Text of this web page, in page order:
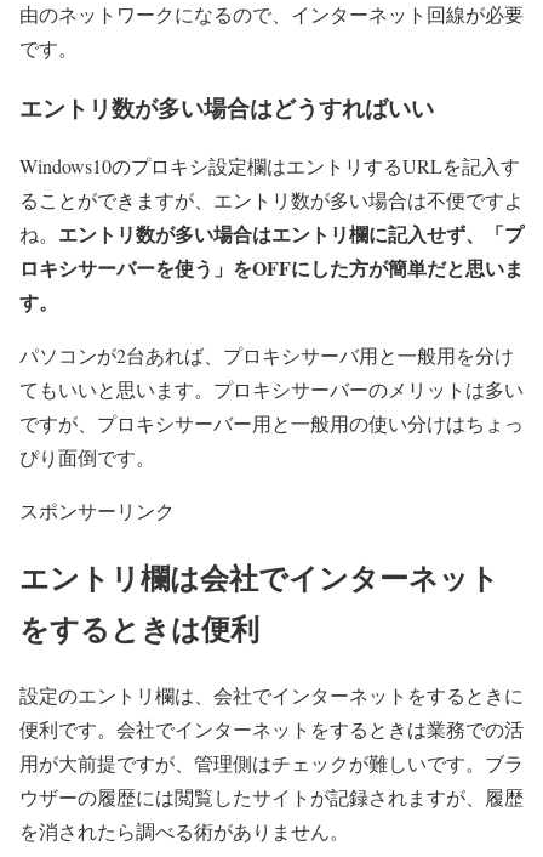
由のネットワークになるので、インターネット回線が必要
です。
エントリ数が多い場合はどうすればいい
Windows10のプロキシ設定欄はエントリするURLを記入す
ることができますが、エントリ数が多い場合は不便ですよ
ね。 エントリ数が多い場合はエントリ欄に記入せず、「プ
ロキシサーバーを使う」をOFFにした方が簡単だと思いま
す。
パソコンが2台あれば、プロキシサーバ用と一般用を分け
てもいいと思います。プロキシサーバーのメリットは多い
ですが、プロキシサーバー用と一般用の使い分けはちょっ
ぴり面倒です。
スポンサーリンク
エントリ欄は会社でインターネット
をするときは便利
設定のエントリ欄は、会社でインターネットをするときに
便利です。会社でインターネットをするときは業務での活
用が大前提ですが、管理側はチェックが難しいです。ブラ
ウザーの履歴には閲覧したサイトが記録されますが、履歴
を消されたら調べる術がありません。